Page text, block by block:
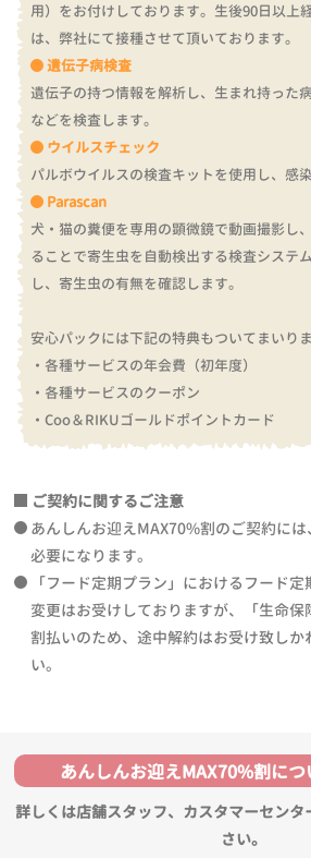
用）をお付けしております。 生後90日以上
は、弊社にて接種させて頂いております。
遺伝子病検査
遺伝子の持つ情報を解析し、生まれ持った
などを検査します。
ウイルスチェック
パルボウイルスの検査キットを使用し、感
Parascan
犬・猫の糞便を専用の顕微鏡で動画撮影し
ることで寄生虫を自動検出する検査システ
し、寄生虫の有無を確認します。
安心パックには下記の特典もついてまいりま
・各種サービスの年会費（初年度）
・各種サービスのクーポン
・Coo＆RIKUゴールドポイントカード
ご契約に関するご注意
あんしんお迎えMAX70%割のご契約に
必要になります。
「フード定期プラン」におけるフード
変更はお受けしておりますが、「生命
割払いのため、途中解約はお受け致しか
い。
あんしんお迎えMAX70%割に
詳しくは店舗スタッフ、カスタマーセン
さい。